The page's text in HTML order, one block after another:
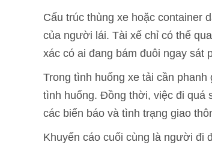
Cấu trúc thùng xe hoặc container
của người lái. Tài xế chỉ có thể
xác có ai đang bám đuôi ngay sát
Trong tình huống xe tải cần
tình huống. Đồng thời, việc đi quá
các biển báo và tình trạng giao
Khuyến cáo cuối cùng là người đi